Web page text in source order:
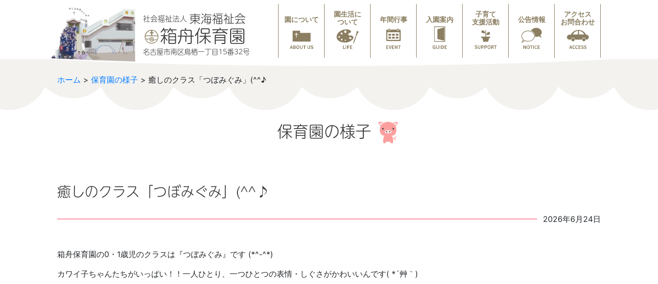
本文へジャンプする
メニューへジャンプする
社会福祉法人 東海福祉会
箱舟保育園
名古屋市南区鳥栖一丁目15番32号
園について
園生活に
ついて
年間行事 入園案内
子育て
支援活動
公告情報
アクセス
お問合わせ
ホーム > 保育園の様子 > 癒しのクラス「つぼみぐみ」(^^♪
保育園の様子
癒しのクラス「つぼみぐみ」(^^♪
2026年6月24日
箱舟保育園の0・1歳児のクラスは『つぼみぐみ』です (*^-^*)
カワイ子ちゃんたちがいっぱい！！一人ひとり、一つひとつの表情・しぐさがかわいいんです( *´艸｀)